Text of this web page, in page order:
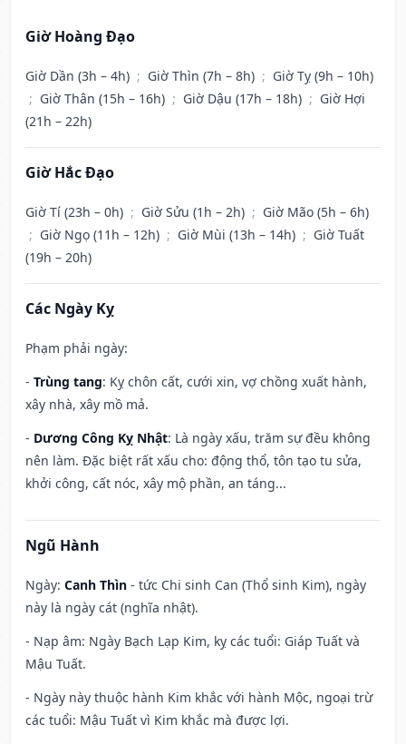
Giờ Hoàng Đạo
Giờ Dần (3h – 4h) ; Giờ Thìn (7h – 8h) ; Giờ Tỵ (9h – 10h)
; Giờ Thân (15h – 16h) ; Giờ Dậu (17h – 18h) ; Giờ Hợi
(21h – 22h)
Giờ Hắc Đạo
Giờ Tí (23h – 0h) ; Giờ Sửu (1h – 2h) ; Giờ Mão (5h – 6h)
; Giờ Ngọ (11h – 12h) ; Giờ Mùi (13h – 14h) ; Giờ Tuất
(19h – 20h)
Các Ngày Kỵ
Phạm phải ngày:
- Trùng tang: Kỵ chôn cất, cưới xin, vợ chồng xuất hành,
xây nhà, xây mồ mả.
- Dương Công Kỵ Nhật: Là ngày xấu, trăm sự đều không
nên làm. Đặc biệt rất xấu cho: động thổ, tôn tạo tu sửa,
khởi công, cất nóc, xây mộ phần, an táng...
Ngũ Hành
Ngày: Canh Thìn - tức Chi sinh Can (Thổ sinh Kim), ngày
này là ngày cát (nghĩa nhật).
- Nạp âm: Ngày Bạch Lạp Kim, kỵ các tuổi: Giáp Tuất và
Mậu Tuất.
- Ngày này thuộc hành Kim khắc với hành Mộc, ngoại trừ
các tuổi: Mậu Tuất vì Kim khắc mà được lợi.